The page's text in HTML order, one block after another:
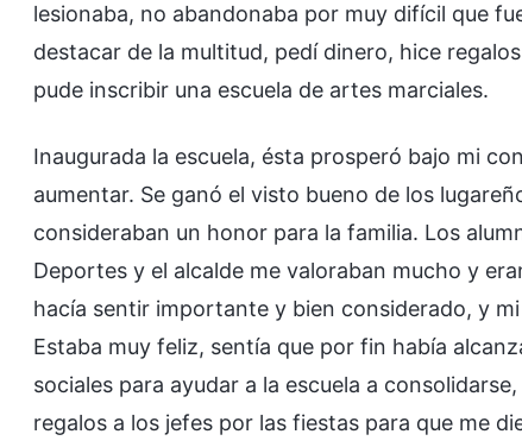
lesionaba, no abandonaba por muy difícil que
destacar de la multitud, pedí dinero, hice
pude inscribir una escuela de artes marciales.
Inaugurada la escuela, ésta prosperó bajo mi
aumentar. Se ganó el visto bueno de los
consideraban un honor para la familia. Los
Deportes y el alcalde me valoraban mucho y
hacía sentir importante y bien considerado, y
Estaba muy feliz, sentía que por fin había
sociales para ayudar a la escuela a
regalos a los jefes por las fiestas para que me